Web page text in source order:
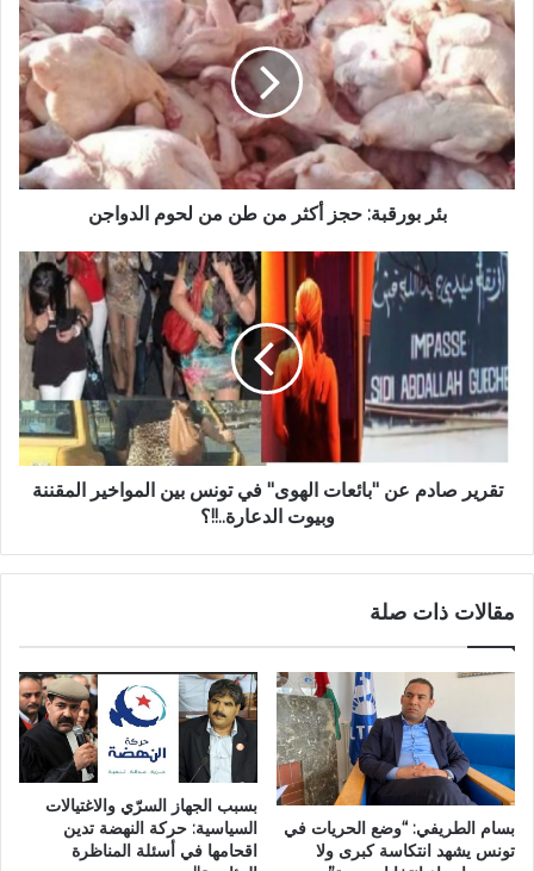
بئر بورقبة: حجز أكثر من طن من لحوم الدواجن
تقرير صادم عن "بائعات الهوى" في تونس بين المواخير المقننة
وبيوت الدعارة..!!؟
مقالات ذات صلة
بسام الطريفي: “وضع الحريات في
تونس يشهد انتكاسة كبرى ولا
بسبب الجهاز السرّي والاغتيالات
السياسية: حركة النهضة تدين
اقحامها في أسئلة المناظرة